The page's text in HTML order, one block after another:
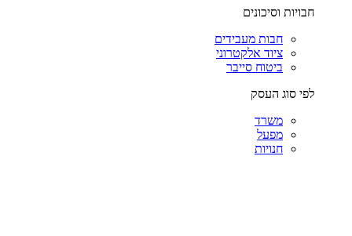
חבויות וסיכונים
חבות מעבידים
ציוד אלקטרוני
ביטוח סייבר
לפי סוג העסק
משרד
מפעל
חנויות